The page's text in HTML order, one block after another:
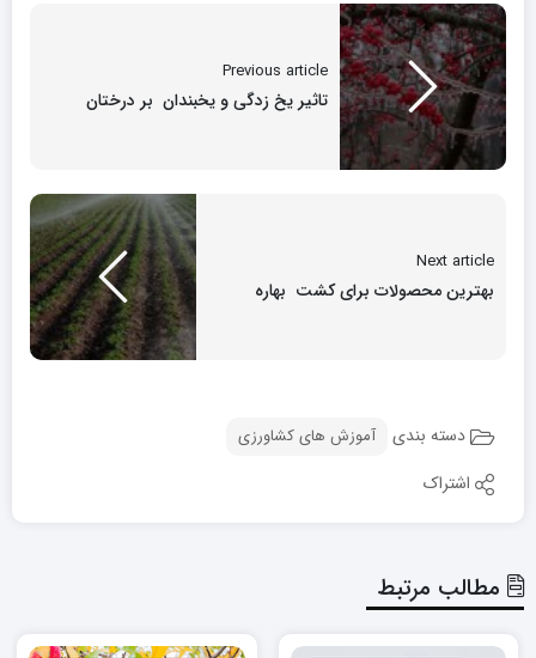
Previous article
تاثیر یخ زدگی و یخبندان بر درختان
Next article
بهترین محصولات برای کشت بهاره
دسته بندی آموزش های کشاورزی
اشتراک
مطالب مرتبط